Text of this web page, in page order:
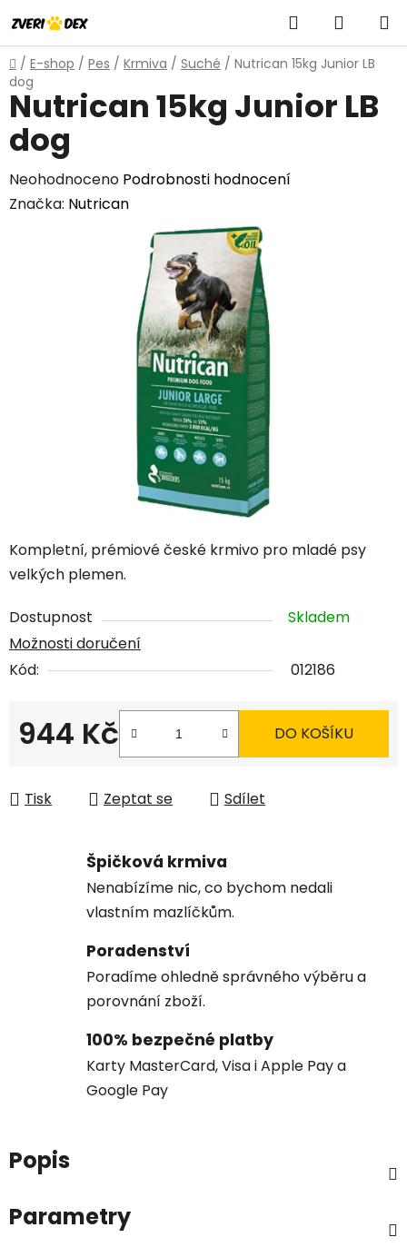
na
obsah
Hledat
KOŠÍK
Domů
/ E-shop / Pes / Krmiva / Suché / Nutrican 15kg Junior LB
dog
Kompletní, prémiové české krmivo pro mladé psy
velkých plemen.
Dostupnost
Skladem
Možnosti doručení
Kód:
012186
944 Kč DO KOŠÍKU
Tisk Zeptat se Sdílet
Nutrican 15kg Junior LB
dog
Průměrné
hodnocení
Neohodnoceno Podrobnosti hodnocení
Značka: Nutrican
Špičková krmiva
Nenabízíme nic, co bychom nedali
vlastním mazlíčkům.
Poradenství
Poradíme ohledně správného výběru a
porovnání zboží.
100% bezpečné platby
Karty MasterCard, Visa i Apple Pay a
Google Pay
Popis
Parametry